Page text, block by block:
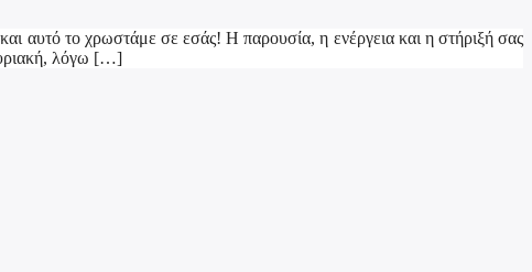
αυτό το χρωστάμε σε εσάς! Η παρουσία, η ενέργεια και η στήριξή σας
λόγω […]